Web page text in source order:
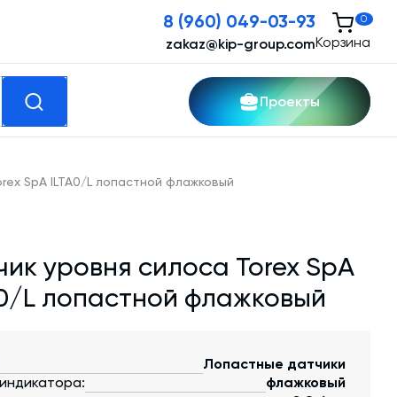
8 (960) 049-03-93
zakaz@kip-group.comКорзина
0
Проекты
услуги
Зимний комплект. Изготовление и монтаж
Доставка, шеф-монтаж и пуско-наладка и
SpA ILTA0/L лопастной флажковый
уровня силоса Torex SpA
L лопастной флажковый
Лопастные датчики
флажковый